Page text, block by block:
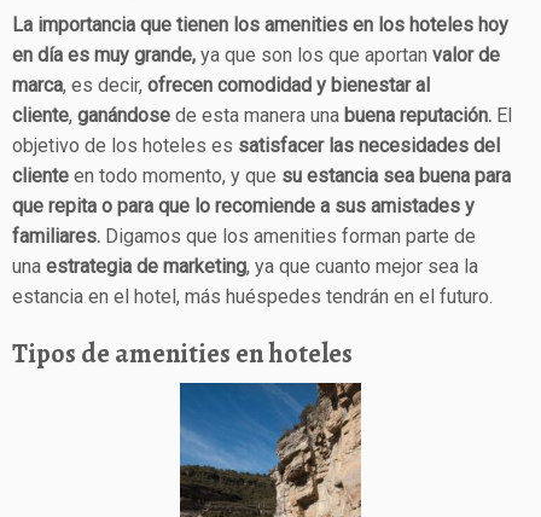
La importancia que tienen los amenities en los hoteles hoy
en día es muy grande, ya que son los que aportan valor de
marca, es decir, ofrecen comodidad y bienestar al
cliente, ganándose de esta manera una buena reputación. El
objetivo de los hoteles es satisfacer las necesidades del
cliente en todo momento, y que su estancia sea buena para
que repita o para que lo recomiende a sus amistades y
familiares. Digamos que los amenities forman parte de
una estrategia de marketing, ya que cuanto mejor sea la
estancia en el hotel, más huéspedes tendrán en el futuro.
Tipos de amenities en hoteles